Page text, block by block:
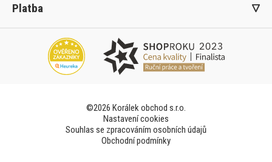
Platba
©2026 Korálek obchod s.r.o.
Nastavení cookies
Souhlas se zpracováním osobních údajů
Obchodní podmínky